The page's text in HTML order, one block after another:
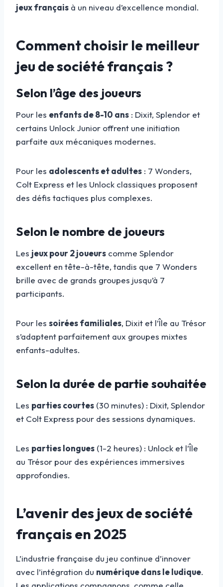
jeux français à un niveau d’excellence mondial.
Comment choisir le meilleur
jeu de société français ?
Selon l’âge des joueurs
Pour les enfants de 8-10 ans : Dixit, Splendor et
certains Unlock Junior offrent une initiation
parfaite aux mécaniques modernes.
Pour les adolescents et adultes : 7 Wonders,
Colt Express et les Unlock classiques proposent
des défis tactiques plus complexes.
Selon le nombre de joueurs
Les jeux pour 2 joueurs comme Splendor
excellent en tête-à-tête, tandis que 7 Wonders
brille avec de grands groupes jusqu’à 7
participants.
Pour les soirées familiales, Dixit et l’Île au Trésor
s’adaptent parfaitement aux groupes mixtes
enfants-adultes.
Selon la durée de partie souhaitée
Les parties courtes (30 minutes) : Dixit, Splendor
et Colt Express pour des sessions dynamiques.
Les parties longues (1-2 heures) : Unlock et l’Île
au Trésor pour des expériences immersives
approfondies.
L’avenir des jeux de société
français en 2025
L’industrie française du jeu continue d’innover
avec l’intégration du numérique dans le ludique.